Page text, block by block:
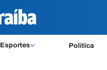
Esportes Política